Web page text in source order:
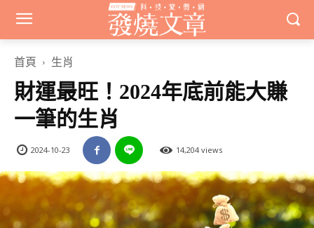
首頁 生肖
財運最旺！2024年底前能大賺
一筆的生肖
2024-10-23 14,204 views